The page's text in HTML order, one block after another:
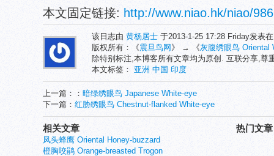
本文固定链接: http://www.niao.hk/niao/
该日志由 黄杨居士 于2013-1-25 17:28 Friday发表
版权所有：《震旦鸟网 》 → 《灰腹绣眼鸟 Oriental
除特别标注,本博客所有文章均为原创. 互联分享,尊
本文标签： 亚洲 中国 印度
上一篇：： 暗绿绣眼鸟 Japanese White-eye
下一篇： 红胁绣眼鸟 Chestnut-flanked White-eye
热门文章
相关文章
凤头蜂鹰 Oriental Honey-buzzard
橙胸咬鹃 Orange-breasted Trogon